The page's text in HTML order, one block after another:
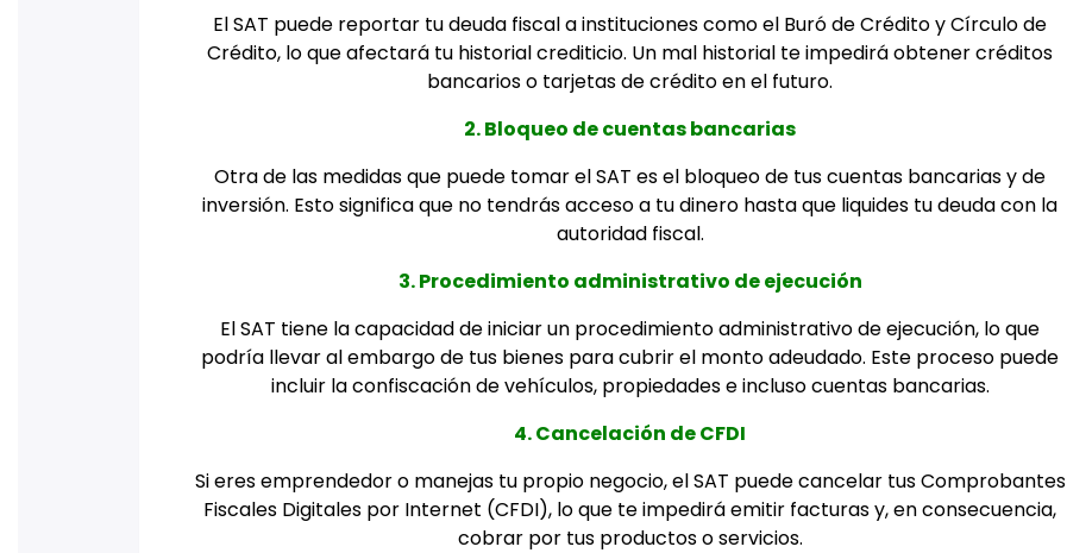
El SAT puede reportar tu deuda fiscal a instituciones como el Buró de Crédito y Círculo de
Crédito, lo que afectará tu historial crediticio. Un mal historial te impedirá obtener créditos
bancarios o tarjetas de crédito en el futuro.
2. Bloqueo de cuentas bancarias
Otra de las medidas que puede tomar el SAT es el bloqueo de tus cuentas bancarias y de
inversión. Esto significa que no tendrás acceso a tu dinero hasta que liquides tu deuda con la
autoridad fiscal.
3. Procedimiento administrativo de ejecución
El SAT tiene la capacidad de iniciar un procedimiento administrativo de ejecución, lo que
podría llevar al embargo de tus bienes para cubrir el monto adeudado. Este proceso puede
incluir la confiscación de vehículos, propiedades e incluso cuentas bancarias.
4. Cancelación de CFDI
Si eres emprendedor o manejas tu propio negocio, el SAT puede cancelar tus Comprobantes
Fiscales Digitales por Internet (CFDI), lo que te impedirá emitir facturas y, en consecuencia,
cobrar por tus productos o servicios.